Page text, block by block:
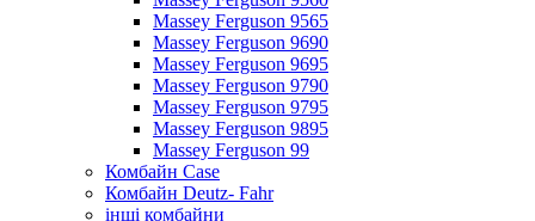
Massey Ferguson 9565
Massey Ferguson 9690
Massey Ferguson 9695
Massey Ferguson 9790
Massey Ferguson 9795
Massey Ferguson 9895
Massey Ferguson 99
Комбайн Case
Комбайн Deutz- Fahr
інші комбайни